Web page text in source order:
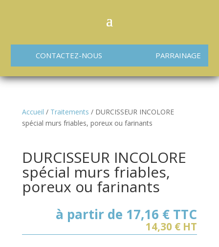
CONTACTEZ-NOUS PARRAINAGE
Accueil / Traitements / DURCISSEUR INCOLORE
spécial murs friables, poreux ou farinants
DURCISSEUR INCOLORE
spécial murs friables,
poreux ou farinants
à partir de 17,16 € TTC
14,30 € HT